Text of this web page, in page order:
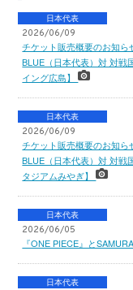
日本代表
2026/06/09
チケット販売概要のお知
BLUE（日本代表）対 対戦
イング広島】
日本代表
2026/06/09
チケット販売概要のお知
BLUE（日本代表）対 対戦
タジアムみやぎ】
日本代表
2026/06/05
『ONE PIECE』と
日本代表